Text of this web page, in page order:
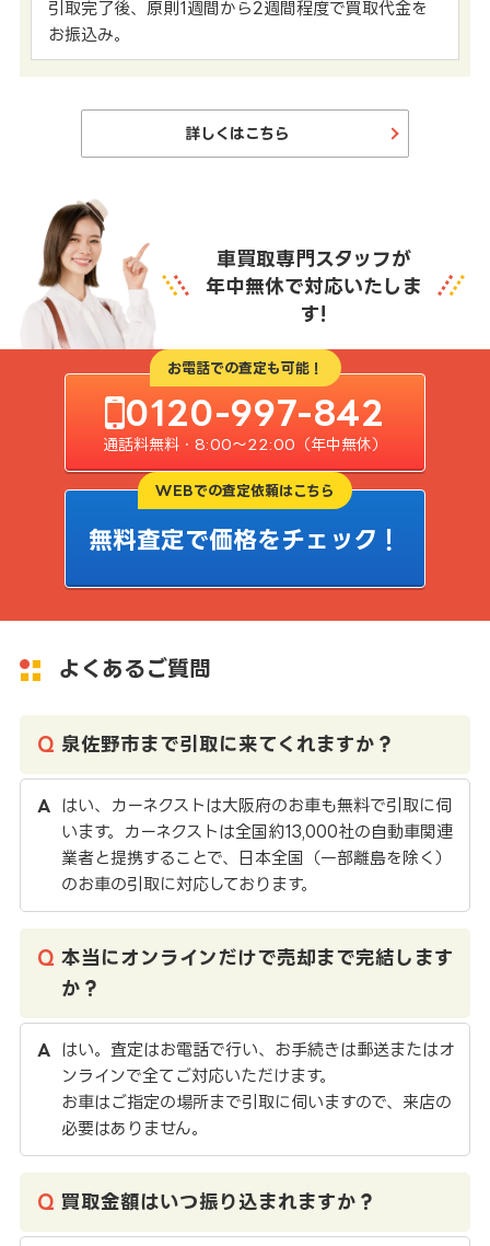
引取完了後、原則1週間から2週間程度で買取代金を
お振込み。
詳しくはこちら
車買取専門スタッフが
年中無休で対応いたしま
す!
お電話での査定も可能！
0120-997-842
通話料無料・8:00〜22:00（年中無休）
WEBでの査定依頼はこちら
無料査定で価格をチェック！
よくあるご質問
泉佐野市まで引取に来てくれますか？
はい、カーネクストは大阪府のお車も無料で引取に伺
います。カーネクストは全国約13,000社の自動車関連
業者と提携することで、日本全国（一部離島を除く）
のお車の引取に対応しております。
本当にオンラインだけで売却まで完結します
か？
はい。査定はお電話で行い、お手続きは郵送またはオ
ンラインで全てご対応いただけます。
お車はご指定の場所まで引取に伺いますので、来店の
必要はありません。
買取金額はいつ振り込まれますか？